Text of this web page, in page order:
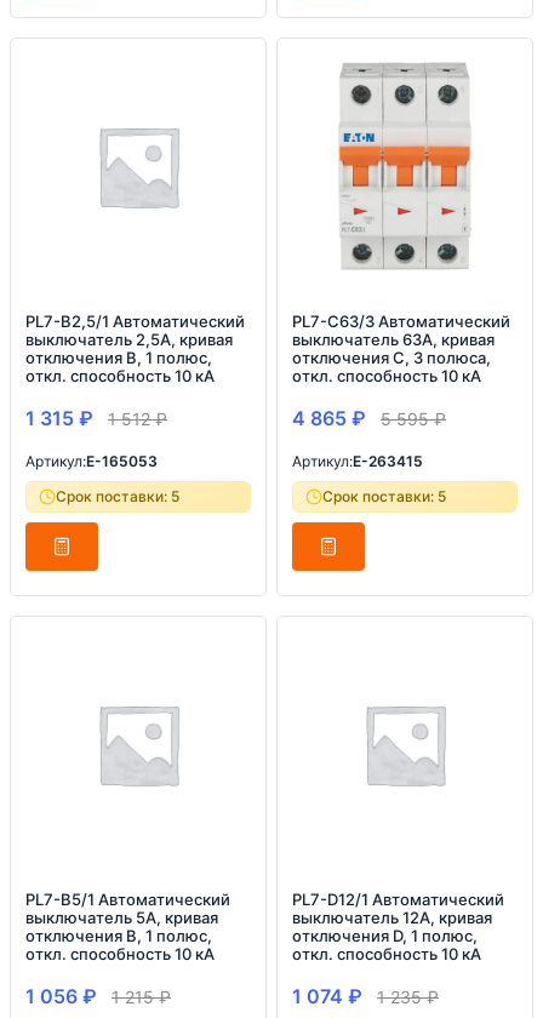
PL7-B2,5/1 Автоматический
выключатель 2,5А, кривая
отключения B, 1 полюс,
откл. способность 10 кА
1 315 ₽ 1 512₽
Артикул:E-165053
Срок поставки: 5
PL7-C63/3 Автоматический
выключатель 63А, кривая
отключения C, 3 полюса,
откл. способность 10 кА
4 865 ₽ 5 595₽
Артикул:E-263415
Срок поставки: 5
PL7-B5/1 Автоматический
выключатель 5А, кривая
отключения B, 1 полюс,
откл. способность 10 кА
1 056 ₽ 1 215₽
PL7-D12/1 Автоматический
выключатель 12А, кривая
отключения D, 1 полюс,
откл. способность 10 кА
1 074 ₽ 1 235₽